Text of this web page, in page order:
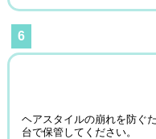
6
ヘアスタイルの崩れを防ぐ
台で保管してください。